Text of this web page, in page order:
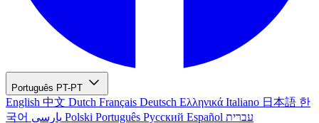
Português PT-PT
English 中文 Dutch Français Deutsch Ελληνικά Italiano 日本語 한
국어
Polski Português Русский Español עברית